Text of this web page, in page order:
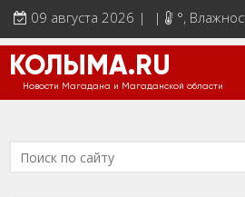
09 августа 2026 | | °,
КОЛЫМА.RU
Новости Магадана и Магаданской области